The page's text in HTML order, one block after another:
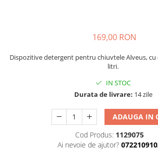
169,00 RON
Dispozitive detergent pentru chiuvtele Alveus, cu
litri.
IN STOC
Durata de livrare: 14 zile
ADAUGA IN
Cod Produs: 1129075
Ai nevoie de ajutor?